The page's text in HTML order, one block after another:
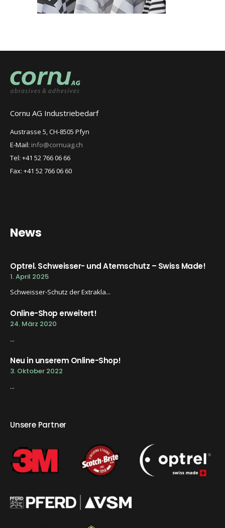
Cornu AG Industriebedarf
Austrasse 5, CH-8505 Pfyn
E-Mail: info@cornuag.ch
Tel: +41 52 766 06 66
Fax: +41 52 766 06 60
News
Optrel. Schweisser- und Atemschutz – Swiss Made!
1. April 2025
Schweisser-Schutz der Extrakla...
Online-Shop erweitert!
24. März 2020
...
Neu in unserem Online-Shop!
3. Oktober 2022
...
Unsere Partner